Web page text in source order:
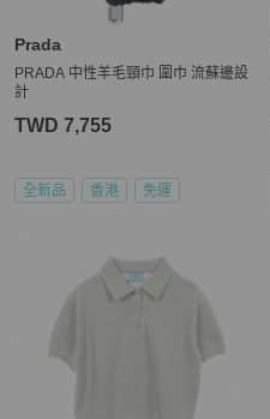
Prada
PRADA 中性羊毛頸巾 圍巾 流蘇邊設
計
TWD 7,755
全新品 香港 免運